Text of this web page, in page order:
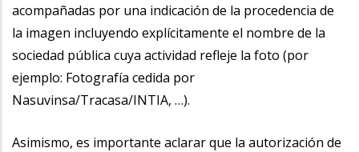
acompañadas por una indicación de la procedencia de
la imagen incluyendo explícitamente el nombre de la
sociedad pública cuya actividad refleje la foto (por
ejemplo: Fotografía cedida por
Nasuvinsa/Tracasa/INTIA, …).
Asimismo, es importante aclarar que la autorización de